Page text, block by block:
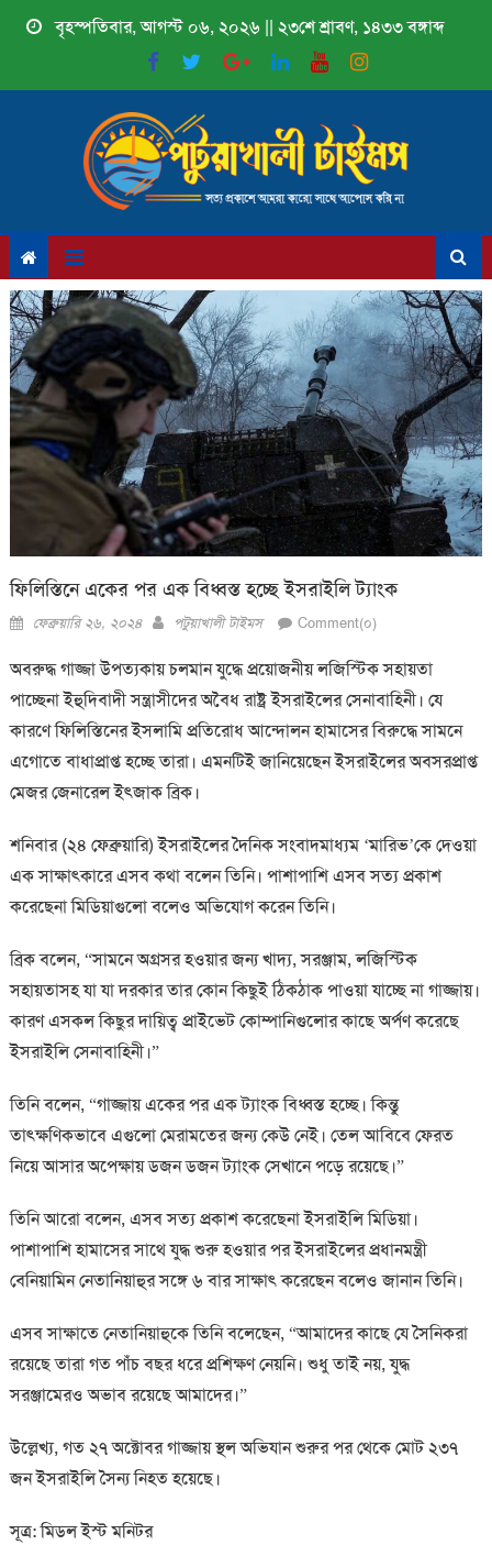
Skip
বৃহস্পতিবার, আগস্ট ০৬, ২০২৬ || ২৩শে শ্রাবণ, ১৪৩৩ বঙ্গাব্দ
ফিলিস্তিনে একের পর এক বিধ্বস্ত হচ্ছে ইসরাইলি ট্যাংক
Posted
ফেব্রুয়ারি ২৬, ২০২৪ Author
পটুয়াখালী টাইমস Comment(০)
অবরুদ্ধ গাজ্জা উপত্যকায় চলমান যুদ্ধে প্রয়োজনীয় লজিস্টিক সহায়তা
পাচ্ছেনা ইহুদিবাদী সন্ত্রাসীদের অবৈধ রাষ্ট্র ইসরাইলের সেনাবাহিনী। যে
কারণে ফিলিস্তিনের ইসলামি প্রতিরোধ আন্দোলন হামাসের বিরুদ্ধে সামনে
এগোতে বাধাপ্রাপ্ত হচ্ছে তারা। এমনটিই জানিয়েছেন ইসরাইলের অবসরপ্রাপ্ত
মেজর জেনারেল ইৎজাক ব্রিক।
শনিবার (২৪ ফেব্রুয়ারি) ইসরাইলের দৈনিক সংবাদমাধ্যম ‘মারিভ’কে দেওয়া
এক সাক্ষাৎকারে এসব কথা বলেন তিনি। পাশাপাশি এসব সত্য প্রকাশ
করেছেনা মিডিয়াগুলো বলেও অভিযোগ করেন তিনি।
ব্রিক বলেন, “সামনে অগ্রসর হওয়ার জন্য খাদ্য, সরঞ্জাম, লজিস্টিক
সহায়তাসহ যা যা দরকার তার কোন কিছুই ঠিকঠাক পাওয়া যাচ্ছে না গাজ্জায়।
কারণ এসকল কিছুর দায়িত্ব প্রাইভেট কোম্পানিগুলোর কাছে অর্পণ করেছে
ইসরাইলি সেনাবাহিনী।”
তিনি বলেন, “গাজ্জায় একের পর এক ট্যাংক বিধ্বস্ত হচ্ছে। কিন্তু
তাৎক্ষণিকভাবে এগুলো মেরামতের জন্য কেউ নেই। তেল আবিবে ফেরত
নিয়ে আসার অপেক্ষায় ডজন ডজন ট্যাংক সেখানে পড়ে রয়েছে।”
তিনি আরো বলেন, এসব সত্য প্রকাশ করেছেনা ইসরাইলি মিডিয়া।
পাশাপাশি হামাসের সাথে যুদ্ধ শুরু হওয়ার পর ইসরাইলের প্রধানমন্ত্রী
বেনিয়ামিন নেতানিয়াহুর সঙ্গে ৬ বার সাক্ষাৎ করেছেন বলেও জানান তিনি।
এসব সাক্ষাতে নেতানিয়াহুকে তিনি বলেছেন, “আমাদের কাছে যে সৈনিকরা
রয়েছে তারা গত পাঁচ বছর ধরে প্রশিক্ষণ নেয়নি। শুধু তাই নয়, যুদ্ধ
সরঞ্জামেরও অভাব রয়েছে আমাদের।”
উল্লেখ্য, গত ২৭ অক্টোবর গাজ্জায় স্থল অভিযান শুরুর পর থেকে মোট ২৩৭
জন ইসরাইলি সৈন্য নিহত হয়েছে।
সূত্র: মিডল ইস্ট মনিটর